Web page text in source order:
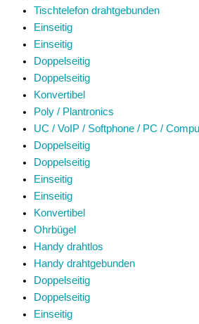
Tischtelefon drahtgebunden
Einseitig
Einseitig
Doppelseitig
Doppelseitig
Konvertibel
Poly / Plantronics
UC / VoIP / Softphone / PC /
Doppelseitig
Doppelseitig
Einseitig
Einseitig
Konvertibel
Ohrbügel
Handy drahtlos
Handy drahtgebunden
Doppelseitig
Doppelseitig
Einseitig